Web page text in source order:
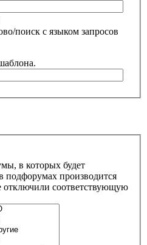
поиск с языком запросов
в которых будет
подфорумах производится
отключили соответствующую